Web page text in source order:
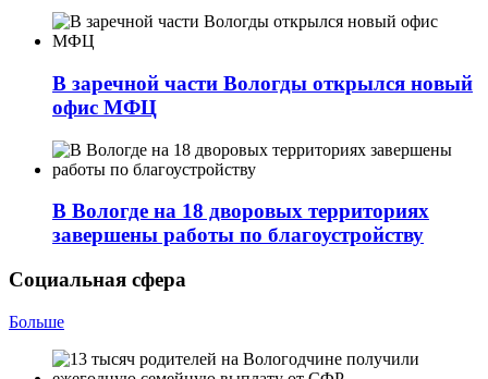
В заречной части Вологды открылся новый
офис МФЦ
В Вологде на 18 дворовых территориях
завершены работы по благоустройству
Социальная сфера
Больше